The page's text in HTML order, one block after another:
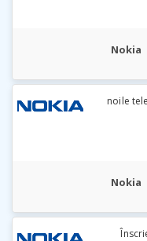
Nokia
noile
Nokia